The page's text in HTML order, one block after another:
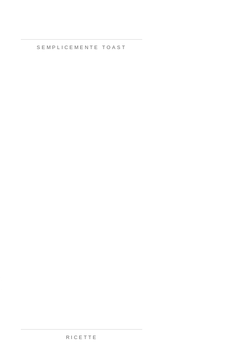
SEMPLICEMENTE TOAST
RICETTE